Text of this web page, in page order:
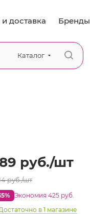
доставка Бренды
Каталог
руб./шт
руб./шт
Экономия 425 руб.
в 1 магазине